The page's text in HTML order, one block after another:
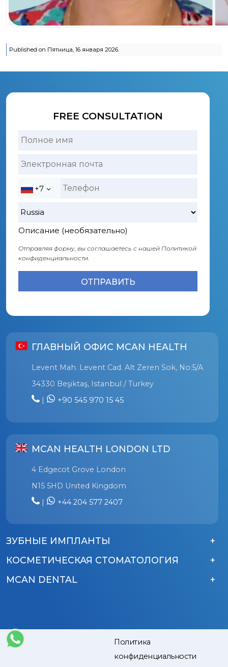
Published on Пятница, 16 января 2026.
FREE CONSULTATION
+7
Описание (необязательно)
Отправляя форму, вы соглашаетесь с нашей Политикой
конфиденциальности.
ГЛАВНЫЙ ОФИС MCAN HEALTH
Levent Mah. Levent Cad. Alt Zeren Sok, No:5/A
34330 Beşiktaş, Istanbul / Turkey
+90 545 970 15 45
MCAN HEALTH LONDON LTD
4 Edgecot Grove London
N15 5HD United Kingdom
|
+44 204 577 2407
ЗУБНЫЕ ИМПЛАНТЫ
КОСМЕТИЧЕСКАЯ СТОМАТОЛОГИЯ
MCAN DENTAL
Blog
Политика
конфиденциальности